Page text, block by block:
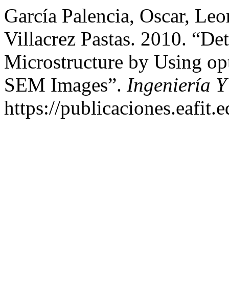
García Palencia, Oscar,
Villacrez Pastas. 2010.
Microstructure by Using
SEM Images”. Ingeniería
https://